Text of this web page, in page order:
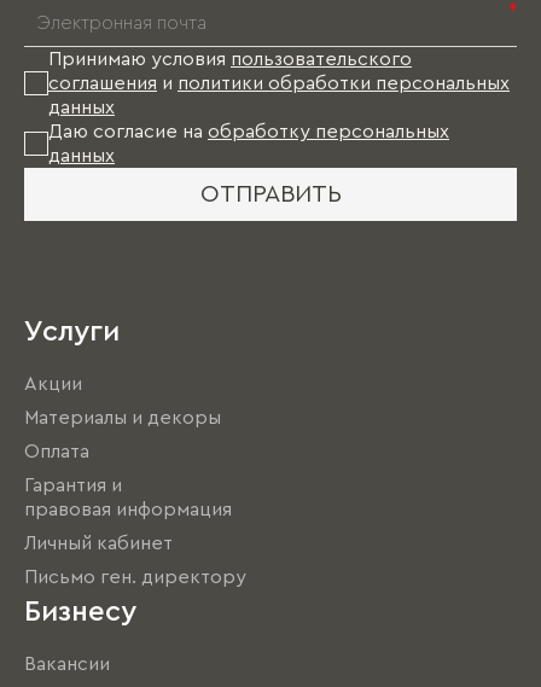
*
Принимаю условия пользовательского
соглашения и политики обработки персональных
данных
Даю согласие на обработку персональных
данных
ОТПРАВИТЬ
Услуги
Акции
Материалы и декоры
Оплата
Гарантия и
правовая информация
Личный кабинет
Письмо ген. директору
Бизнесу
Вакансии